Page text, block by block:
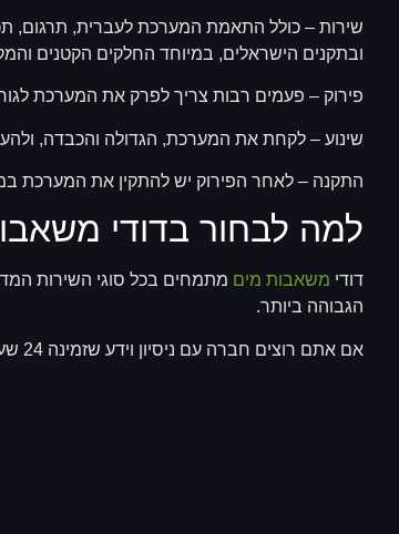
שירות – כולל התאמת המערכת לעברית, תרגום,
ובתקנים הישראלים, במיוחד החלקים הקטנים
פירוק – פעמים רבות צריך לפרק את המערכת
שינוע – לקחת את המערכת, הגדולה והכבדה,
התקנה – לאחר הפירוק יש להתקין את המערכת
למה לבחור בדודי
דודי משאבות מים מתמחים בכל סוגי השירות
הגבוהה ביותר.
אם אתם רוצים חברה עם ניסיון וידע שזמינה 24 שעות ביממה, נשמח לעמוד לשירותכם.